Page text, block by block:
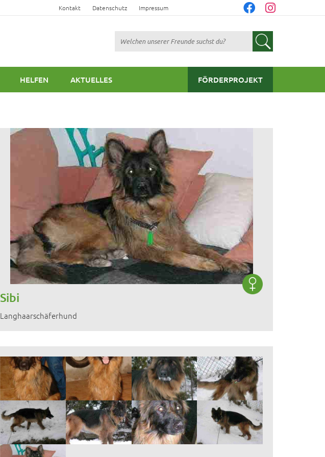
Kontakt Datenschutz Impressum
Suchen
HELFEN AKTUELLES FÖRDERPROJEKT
Sibi
Langhaarschäferhund